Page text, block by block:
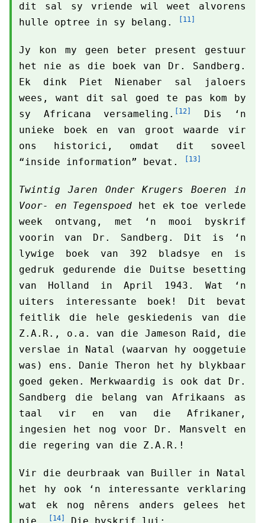
dit sal sy vriende wil weet alvorens
hulle optree in sy belang.
[11]
Jy kon my geen beter present gestuur
het nie as die boek van Dr. Sandberg.
Ek dink Piet Nienaber sal jaloers
wees, want dit sal goed te pas kom by
sy Africana versameling.
[12]
Dis ‘n
unieke boek en van groot waarde vir
ons historici, omdat dit soveel
“inside information” bevat.
[13]
Twintig Jaren Onder Krugers Boeren in
Voor- en Tegenspoed het ek toe verlede
week ontvang, met ‘n mooi byskrif
voorin van Dr. Sandberg. Dit is ‘n
lywige boek van 392 bladsye en is
gedruk gedurende die Duitse besetting
van Holland in April 1943. Wat ‘n
uiters interessante boek! Dit bevat
feitlik die hele geskiedenis van die
Z.A.R., o.a. van die Jameson Raid, die
verslae in Natal (waarvan hy ooggetuie
was) ens. Danie Theron het hy blykbaar
goed geken. Merkwaardig is ook dat Dr.
Sandberg die belang van Afrikaans as
taal vir en van die Afrikaner,
ingesien het nog voor Dr. Mansvelt en
die regering van die Z.A.R.!
Vir die deurbraak van Builler in Natal
het hy ook ‘n interessante verklaring
wat ek nog nêrens anders gelees het
[14]